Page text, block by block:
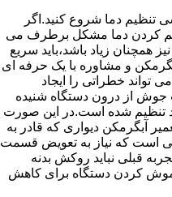
تنظیم دما شروع کنید.اگر
کم کردن دما مشکل برطرف می
همچنان زیاد باشد،باید سریع
و مشاوره با یک حرفه ای
خطراتی را ایجاد
جوش از درون دستگاه شنیده
تنظیم شده است.در این صورت
آبگرمکن دیواری که قادر به
است که نیاز به تعویض قسمت
قبلی نباید روکش بدنه
کردن دستگاه برای کاهش